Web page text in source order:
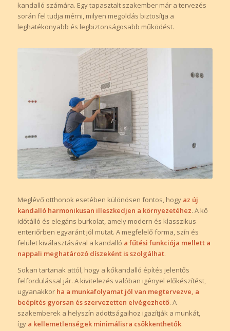
kandalló számára. Egy tapasztalt szakember már a tervezés
során fel tudja mérni, milyen megoldás biztosítja a
leghatékonyabb és legbiztonságosabb működést.
Meglévő otthonok esetében különösen fontos, hogy az új
kandalló harmonikusan illeszkedjen a környezetéhez. A kő
időtálló és elegáns burkolat, amely modern és klasszikus
enteriőrben egyaránt jól mutat. A megfelelő forma, szín és
felület kiválasztásával a kandalló a fűtési funkciója mellett a
nappali meghatározó díszeként is szolgálhat.
Sokan tartanak attól, hogy a kőkandalló építés jelentős
felfordulással jár. A kivitelezés valóban igényel előkészítést,
ugyanakkor ha a munkafolyamat jól van megtervezve, a
beépítés gyorsan és szervezetten elvégezhető. A
szakemberek a helyszín adottságaihoz igazítják a munkát,
így a kellemetlenségek minimálisra csökkenthetők.